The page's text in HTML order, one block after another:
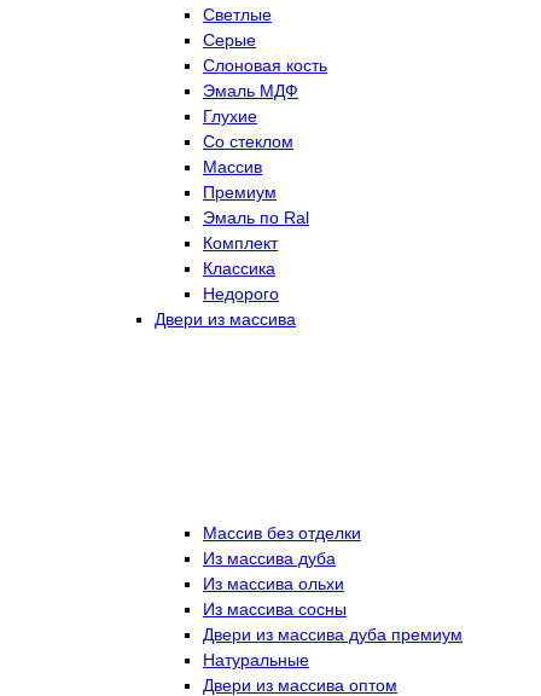
Светлые
Серые
Слоновая кость
Эмаль МДФ
Глухие
Со стеклом
Массив
Премиум
Эмаль по Ral
Комплект
Классика
Недорого
Двери из массива
Массив без отделки
Из массива дуба
Из массива ольхи
Из массива сосны
Двери из массива дуба премиум
Натуральные
Двери из массива оптом